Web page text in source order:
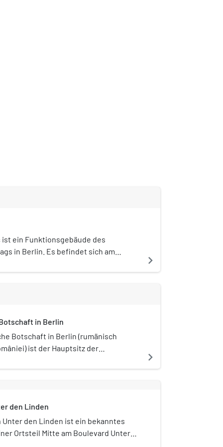
ist ein Funktionsgebäude des
in Berlin. Es befindet sich am
Mitte. Es ist nach dem
Weimarer Republik.
navigate_next
in Berlin
Botschaft in Berlin (rumänisch
ist der Hauptsitz der
Botschaftsgebäude befindet sich
Bezirks. Der Rumänischen
unterstehen Honorarkonsulate in
Neustadt an der Weinstraße und
und München befinden sich von
navigate_next
den Linden
Unter den Linden ist ein bekanntes
Ortsteil Mitte am Boulevard Unter